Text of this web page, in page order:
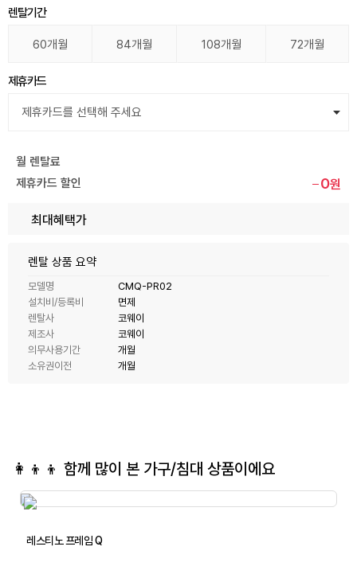
렌탈기간
60개월 84개월 108개월 72개월
제휴카드
월 렌탈료
제휴카드 할인
0원
최대혜택가
렌탈 상품 요약
모델명
CMQ-PR02
설치비/등록비
면제
렌탈사
코웨이
제조사
코웨이
의무사용기간
개월
소유권이전
개월
👩‍👦‍👦 함께 많이 본 가구/침대 상품이에요
레스티노 프레임 Q